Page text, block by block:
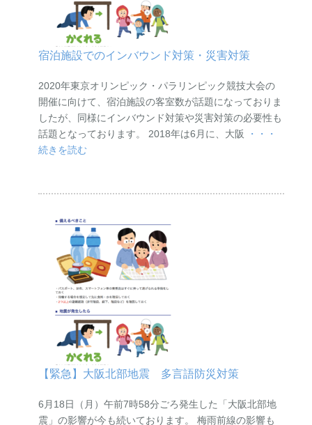
宿泊施設でのインバウンド対策・災害対策
2020年東京オリンピック・パラリンピック競技大会の
開催に向けて、宿泊施設の客室数が話題になっておりま
したが、同様にインバウンド対策や災害対策の必要性も
話題となっております。 2018年は6月に、大阪
・・・
続きを読む
【緊急】大阪北部地震 多言語防災対策
6月18日（月）午前7時58分ごろ発生した「大阪北部地
震」の影響が今も続いております。 梅雨前線の影響も